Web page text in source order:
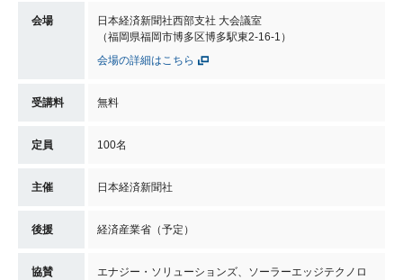
会場
日本経済新聞社西部支社 大会議室
（福岡県福岡市博多区博多駅東2-16-1）
会場の詳細はこちら
受講料 無料
定員 100名
主催 日本経済新聞社
後援 経済産業省（予定）
協賛
エナジー・ソリューションズ、ソーラーエッジテクノロ